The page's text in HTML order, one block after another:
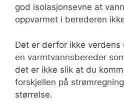
god isolasjonsevne at
oppvarmet i berederen
Det er derfor ikke verdens
en varmtvannsbereder
det er ikke slik at du
forskjellen på
størrelse.